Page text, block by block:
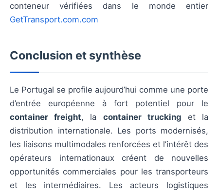
conteneur vérifiées dans le monde entier
GetTransport.com.com
Conclusion et synthèse
Le Portugal se profile aujourd’hui comme une porte
d’entrée européenne à fort potentiel pour le
container freight, la container trucking et la
distribution internationale. Les ports modernisés,
les liaisons multimodales renforcées et l’intérêt des
opérateurs internationaux créent de nouvelles
opportunités commerciales pour les transporteurs
et les intermédiaires. Les acteurs logistiques